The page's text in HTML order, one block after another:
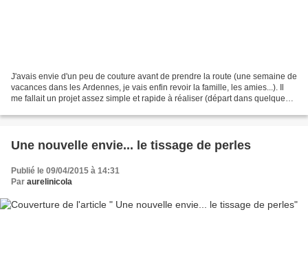
J'avais envie d'un peu de couture avant de prendre la route (une semaine de
vacances dans les Ardennes, je vais enfin revoir la famille, les amies...). Il
me fallait un projet assez simple et rapide à réaliser (départ dans quelques
Une nouvelle envie... le tissage de perles
Publié le 09/04/2015 à 14:31
Par aurelinicola